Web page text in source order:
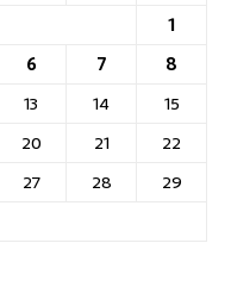
1
6 7
8
13 14
15
20 21
22
27 28
29